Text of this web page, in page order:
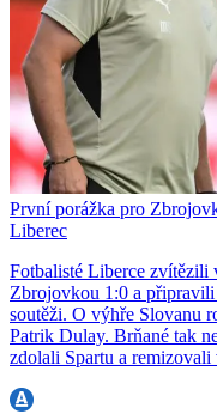
První porážka pro
Liberec
Fotbalisté Liberce
Zbrojovkou 1:0 a
soutěži. O výhře Slovanu
Patrik Dulay. Brňané tak
zdolali Spartu a remizovali